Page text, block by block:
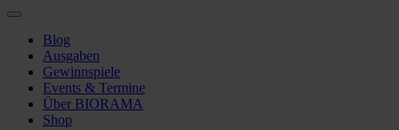
Blog
Ausgaben
Gewinnspiele
Events & Termine
Über BIORAMA
Shop